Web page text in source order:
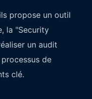
propose un outil
la "Security
un audit
de
clé.